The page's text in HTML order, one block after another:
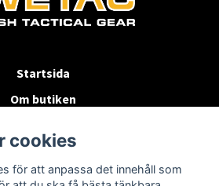
Startsida
Om butiken
& Returer
Kontakta oss
cookies
för att anpassa det innehåll som